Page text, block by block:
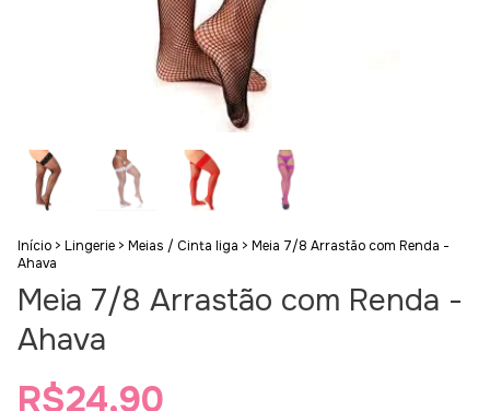
Início > Lingerie > Meias / Cinta liga > Meia 7/8 Arrastão com Renda -
Ahava
Meia 7/8 Arrastão com Renda -
Ahava
R$24,90